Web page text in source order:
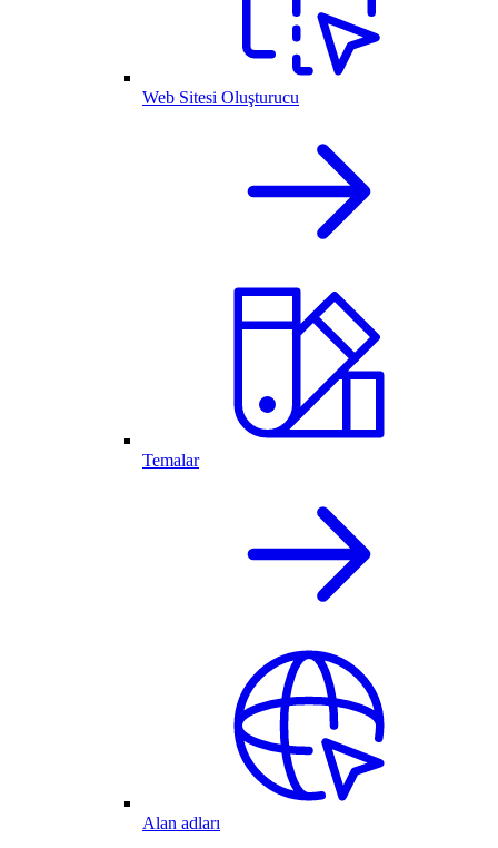
Web Sitesi Oluşturucu
Temalar
Alan adları